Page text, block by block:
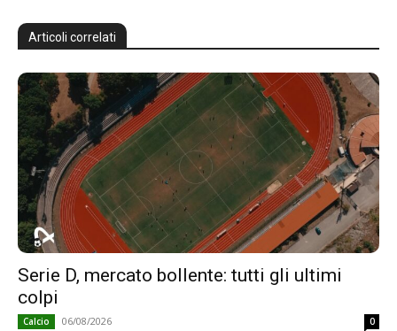
Articoli correlati
Serie D, mercato bollente: tutti gli ultimi
colpi
Calcio 06/08/2026 0